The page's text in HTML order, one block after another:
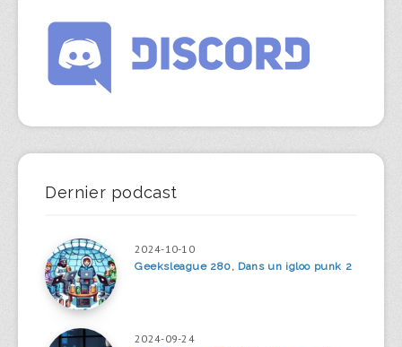
Dernier podcast
2024-10-10
Geeksleague 280, Dans un igloo punk 2
2024-09-24